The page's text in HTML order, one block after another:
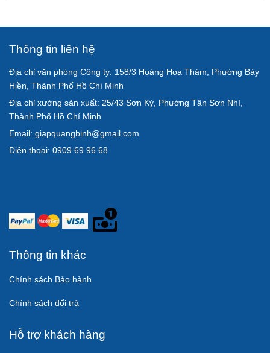
Thông tin liên hệ
Địa chỉ văn phòng Công ty: 158/3 Hoàng Hoa Thám, Phường Bảy
Hiền, Thành Phố Hồ Chí Minh
Địa chỉ xưởng sản xuất: 25/43 Sơn Kỳ, Phường Tân Sơn Nhì,
Thành Phố Hồ Chí Minh
Email: giapquangbinh@gmail.com
Điện thoại: 0909 69 96 68
Thông tin khác
Chính sách Bảo hành
Chính sách đổi trả
Hỗ trợ khách hàng